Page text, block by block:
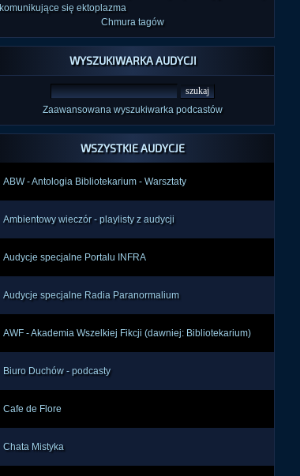
komunikujące się ektoplazma
Chmura tagów
WYSZUKIWARKA AUDYCJI
Zaawansowana wyszukiwarka podcastów
WSZYSTKIE AUDYCJE
ABW - Antologia Bibliotekarium - Warsztaty
Ambientowy wieczór - playlisty z audycji
Audycje specjalne Portalu INFRA
Audycje specjalne Radia Paranormalium
AWF - Akademia Wszelkiej Fikcji (dawniej: Bibliotekarium)
Biuro Duchów - podcasty
Cafe de Flore
Chata Mistyka